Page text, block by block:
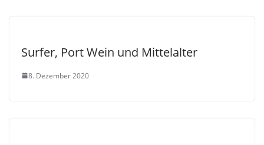
Surfer, Port Wein und Mittelalter
8. Dezember 2020